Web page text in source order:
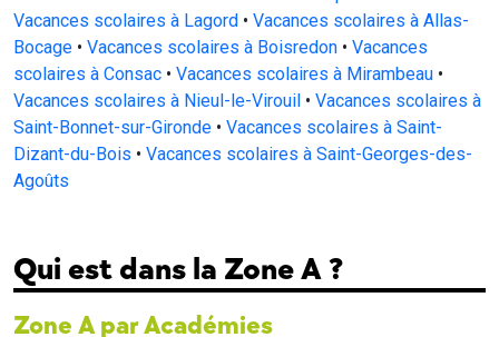
Vacances scolaires à Lagord • Vacances scolaires à Allas-
Bocage • Vacances scolaires à Boisredon • Vacances
scolaires à Consac • Vacances scolaires à Mirambeau •
Vacances scolaires à Nieul-le-Virouil • Vacances scolaires à
Saint-Bonnet-sur-Gironde • Vacances scolaires à Saint-
Dizant-du-Bois • Vacances scolaires à Saint-Georges-des-
Agoûts
Qui est dans la Zone A ?
Zone A par Académies